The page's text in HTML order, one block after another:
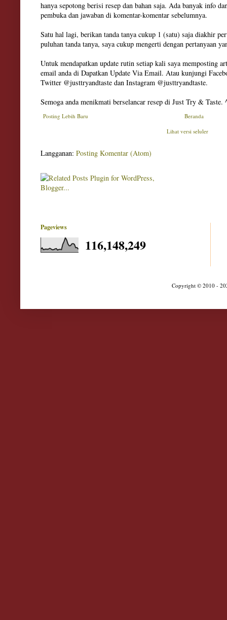
hanya sepotong berisi resep dan bahan saja. Ada banyak info
pembuka dan jawaban di komentar-komentar sebelumnya.
Satu hal lagi, berikan tanda tanya cukup 1 (satu) saja diakhir
puluhan tanda tanya, saya cukup mengerti dengan pertanyaan
Untuk mendapatkan update rutin setiap kali saya memposting
email anda di Dapatkan Update Via Email. Atau kunjungi
Twitter @justtryandtaste dan Instagram @justtryandtaste.
Semoga anda menikmati berselancar resep di Just Try & Taste.
Posting Lebih Baru
Beranda
Lihat versi seluler
Langganan: Posting Komentar (Atom)
Pageviews
116,148,249
Copyright © 2010 -